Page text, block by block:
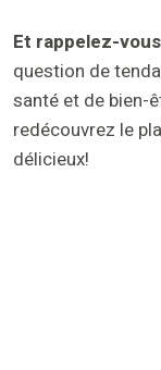
Et rappelez-vous
question de
santé et de bien-
redécouvrez le
délicieux!